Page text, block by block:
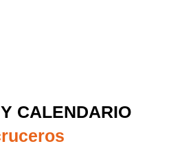
CALENDARIO